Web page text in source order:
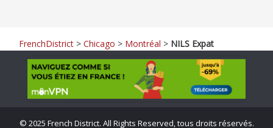
FrenchDistrict >Chicago > Montréal > NILS Expat
© 2025 French District. All Rights Reserved, tous droits réservés.